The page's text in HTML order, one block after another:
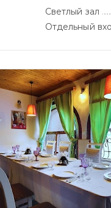
Светлый зал
Отдельный